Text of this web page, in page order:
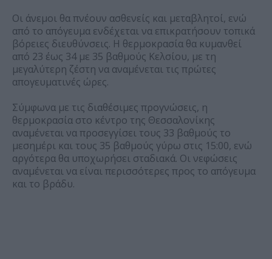
Οι άνεμοι θα πνέουν ασθενείς και μεταβλητοί, ενώ
από το απόγευμα ενδέχεται να επικρατήσουν τοπικά
βόρειες διευθύνσεις. Η θερμοκρασία θα κυμανθεί
από 23 έως 34 με 35 βαθμούς Κελσίου, με τη
μεγαλύτερη ζέστη να αναμένεται τις πρώτες
απογευματινές ώρες.
Σύμφωνα με τις διαθέσιμες προγνώσεις, η
θερμοκρασία στο κέντρο της Θεσσαλονίκης
αναμένεται να προσεγγίσει τους 33 βαθμούς το
μεσημέρι και τους 35 βαθμούς γύρω στις 15:00, ενώ
αργότερα θα υποχωρήσει σταδιακά. Οι νεφώσεις
αναμένεται να είναι περισσότερες προς το απόγευμα
και το βράδυ.